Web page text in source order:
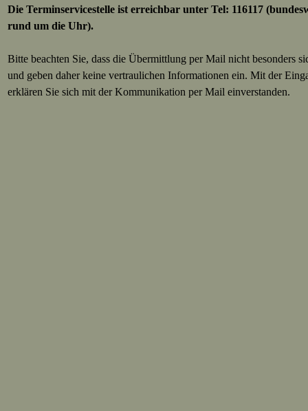
Die Terminservicestelle ist erreichbar unter Tel: 116117
rund um die Uhr).
Bitte beachten Sie, dass die Übermittlung per Mail nicht besonders
und geben daher keine vertraulichen Informationen ein. Mit der
erklären Sie sich mit der Kommunikation per Mail einverstanden.